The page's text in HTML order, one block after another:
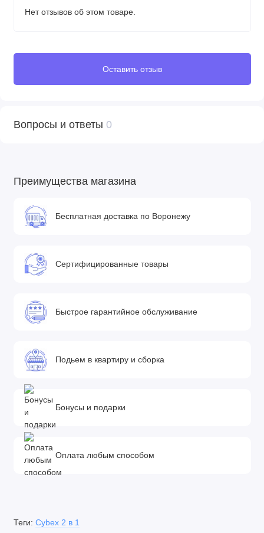
Нет отзывов об этом товаре.
Оставить отзыв
Вопросы и ответы 0
Преимущества магазина
Бесплатная доставка по Воронежу
Сертифицированные товары
Быстрое гарантийное обслуживание
Подьем в квартиру и сборка
Бонусы и подарки
Оплата любым способом
Теги: Cybex 2 в 1